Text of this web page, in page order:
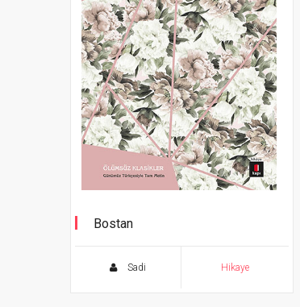
Bostan
Sadi Hikaye